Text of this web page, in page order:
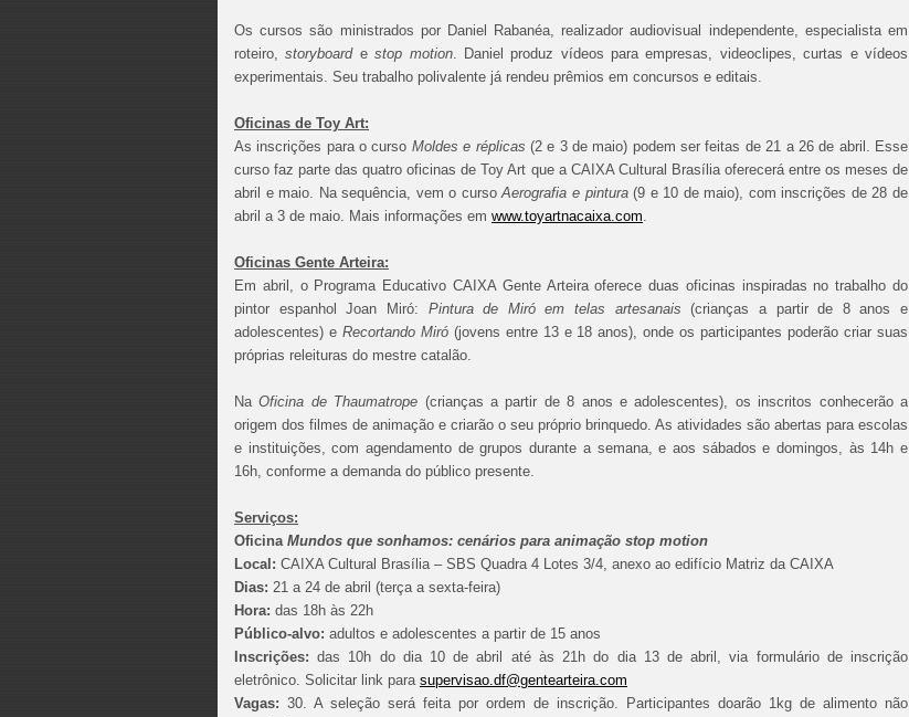
Os cursos são ministrados por Daniel Rabanéa, realizador audiovisual independente, especialista em
roteiro,storyboardestop motion. Daniel produz vídeos para empresas, videoclipes, curtas e vídeos
experimentais. Seu trabalho polivalente já rendeu prêmios em concursos e editais.
Oficinas de Toy Art:
As inscrições para o curso Moldes e réplicas (2 e 3 de maio) podem ser feitas de 21 a 26 de abril. Esse
curso faz parte das quatro oficinas de Toy Art que a CAIXA Cultural Brasília oferecerá entre os meses de
abril e maio. Na sequência, vem o cursoAerografia e pintura(9 e 10 de maio), com inscrições de 28 de
abril a 3 de maio. Mais informações em www.toyartnacaixa.com.
Oficinas Gente Arteira:
Em abril, o Programa Educativo CAIXA Gente Arteira oferece duas oficinas inspiradas no trabalho do
pintor espanhol Joan Miró: Pintura de Miró em telas artesanais (crianças a partir de 8 anos e
adolescentes) e Recortando Miró(jovens entre 13 e 18 anos), onde os participantes poderão criar suas
próprias releituras do mestre catalão.
NaOficina de Thaumatrope (crianças a partir de 8 anos e adolescentes), os inscritos conhecerão a
origem dos filmes de animação e criarão o seu próprio brinquedo. As atividades são abertas para escolas
e instituições, com agendamento de grupos durante a semana, e aos sábados e domingos, às 14h e
16h, conforme a demanda do público presente.
Serviços:
Oficina Mundos que sonhamos: cenários para animação stop motion
Local: CAIXA Cultural Brasília – SBS Quadra 4 Lotes 3/4, anexo ao edifício Matriz da CAIXA
Dias: 21 a 24 de abril (terça a sexta-feira)
Hora: das 18h às 22h
Público-alvo: adultos e adolescentes a partir de 15 anos
Inscrições: das 10h do dia 10 de abril até às 21h do dia 13 de abril, via formulário de inscrição
eletrônico. Solicitar link para supervisao.df@gentearteira.com
Vagas: 30. A seleção será feita por ordem de inscrição. Participantes doarão 1kg de alimento não